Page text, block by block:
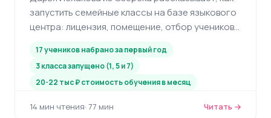
запустить семейные классы на базе языкового
центра: лицензия, помещение, отбор учеников,
17 учеников набрано за первый год
3 класса запущено (1, 5 и 7)
20-22 тыс ₽ стоимость обучения в месяц
14 мин чтения· 77 мин Читать →